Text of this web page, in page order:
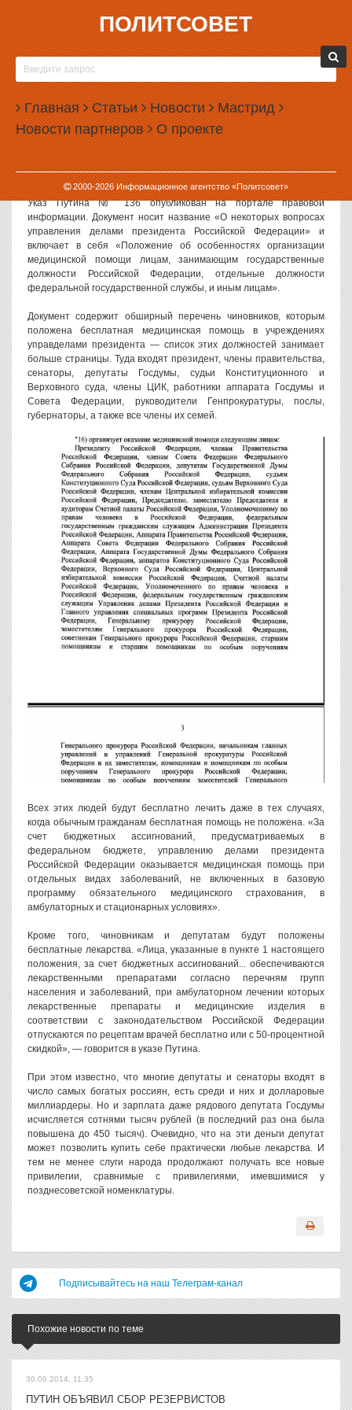
ПОЛИТСОВЕТ
Главная Статьи Новости Мастрид
Новости партнеров О проекте
2000-2026Информационное агентство «Политсовет»
20.03.2015, 09:23
ДЕПУТАТОВ, МИНИСТРОВ И ГУБЕРНАТОРОВ
ОБЕСПЕЧАТ БЕСПЛАТНЫМИ ЛЕКАРСТВАМИ
Президент России Владимир Путин подписал указ, согласно
которому федеральным чиновникам и депутатам, а также членам
их семей можно будет получать бесплатные лекарства за счет
бюджета. Точно так же бесплатно им будет оказываться и
медицинская помощь, в том числе высокотехнологичная.
Указ Путина № 136 опубликован на портале правовой
информации. Документ носит название «О некоторых вопросах
управления делами президента Российской Федерации» и
включает в себя «Положение об особенностях организации
медицинской помощи лицам, занимающим государственные
должности Российской Федерации, отдельные должности
федеральной государственной службы, и иным лицам».
Документ содержит обширный перечень чиновников, которым
положена бесплатная медицинская помощь в учреждениях
управделами президента — список этих должностей занимает
больше страницы. Туда входят президент, члены правительства,
сенаторы, депутаты Госдумы, судьи Конституционного и
Верховного суда, члены ЦИК, работники аппарата Госдумы и
Совета Федерации, руководители Генпрокуратуры, послы,
губернаторы, а также все члены их семей.
Всех этих людей будут бесплатно лечить даже в тех случаях,
когда обычным гражданам бесплатная помощь не положена. «За
счет бюджетных ассигнований, предусматриваемых в
федеральном бюджете, управлению делами президента
Российской Федерации оказывается медицинская помощь при
отдельных видах заболеваний, не включенных в базовую
программу обязательного медицинского страхования, в
амбулаторных и стационарных условиях».
Кроме того, чиновникам и депутатам будут положены
бесплатные лекарства. «Лица, указанные в пункте 1 настоящего
положения, за счет бюджетных ассигнований... обеспечиваются
лекарственными препаратами согласно перечням групп
населения и заболеваний, при амбулаторном лечении которых
лекарственные препараты и медицинские изделия в
соответствии с законодательством Российской Федерации
отпускаются по рецептам врачей бесплатно или с 50-процентной
скидкой», — говорится в указе Путина.
При этом известно, что многие депутаты и сенаторы входят в
число самых богатых россиян, есть среди и них и долларовые
миллиардеры. Но и зарплата даже рядового депутата Госдумы
исчисляется сотнями тысяч рублей (в последний раз она была
повышена до 450 тысяч). Очевидно, что на эти деньги депутат
может позволить купить себе практически любые лекарства. И
тем не менее слуги народа продолжают получать все новые
привилегии, сравнимые с привилегиями, имевшимися у
позднесоветской номенклатуры.
Подписывайтесь на наш Телеграм-канал
Похожие новости по теме
30.06.2014, 11:35
ПУТИН ОБЪЯВИЛ СБОР РЕЗЕРВИСТОВ